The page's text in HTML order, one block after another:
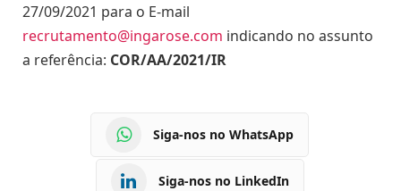
27/09/2021 para o E-mail
recrutamento@ingarose.com indicando no assunto
a referência: COR/AA/2021/IR
Siga-nos no WhatsApp
Siga-nos no LinkedIn